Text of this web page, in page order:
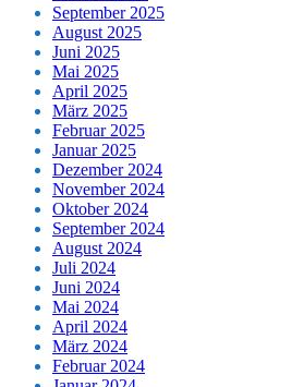
September 2025
August 2025
Juni 2025
Mai 2025
April 2025
März 2025
Februar 2025
Januar 2025
Dezember 2024
November 2024
Oktober 2024
September 2024
August 2024
Juli 2024
Juni 2024
Mai 2024
April 2024
März 2024
Februar 2024